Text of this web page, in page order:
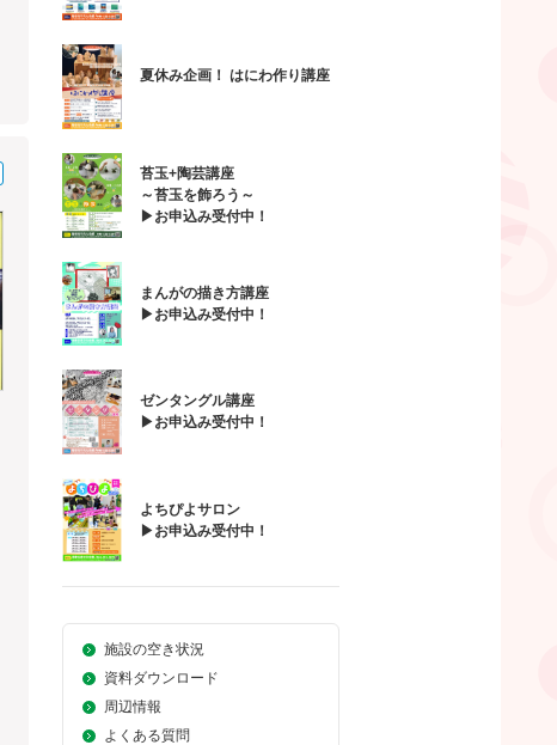
夏休み企画！ はにわ作り講座
苔玉+陶芸講座
～苔玉を飾ろう～
▶お申込み受付中！
まんがの描き方講座
▶お申込み受付中！
ゼンタングル講座
▶お申込み受付中！
よちぴよサロン
▶お申込み受付中！
施設の空き状況
資料ダウンロード
周辺情報
よくある質問